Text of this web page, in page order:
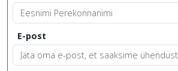
E-post